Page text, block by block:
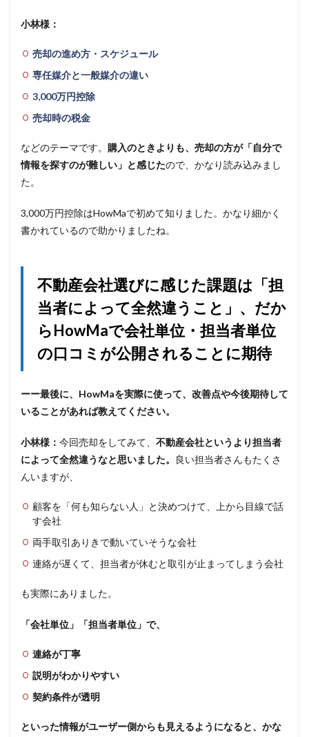
小林様：
売却の進め方・スケジュール
専任媒介と一般媒介の違い
3,000万円控除
売却時の税金
などのテーマです。 購入のときよりも、売却の方が「自分で
情報を探すのが難しい」と感じたので、かなり読み込みまし
た。
3,000万円控除はHowMaで初めて知りました。かなり細かく
書かれているので助かりましたね。
不動産会社選びに感じた課題は「担
当者によって全然違うこと」、だか
らHowMaで会社単位・担当者単位
の口コミが公開されることに期待
ーー最後に、HowMaを実際に使って、改善点や今後期待して
いることがあれば教えてください。
小林様： 今回売却をしてみて、 不動産会社というより担当者
によって全然違うなと思いました。
良い担当者さんもたくさ
んいますが、
顧客を「何も知らない人」と決めつけて、上から目線で話
す会社
両手取引ありきで動いていそうな会社
連絡が遅くて、担当者が休むと取引が止まってしまう会社
も実際にありました。
「会社単位」「担当者単位」で、
連絡が丁寧
説明がわかりやすい
契約条件が透明
といった情報がユーザー側からも見えるようになると、かな